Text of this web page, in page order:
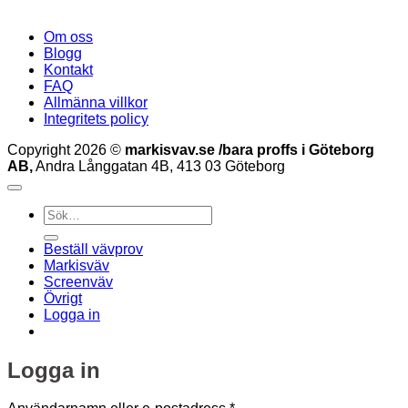
Om oss
Blogg
Kontakt
FAQ
Allmänna villkor
Integritets policy
Copyright 2026 © markisvav.se /bara proffs i Göteborg
AB,Andra Långgatan 4B, 413 03 Göteborg
Sök
efter:
Beställ vävprov
Markisväv
Screenväv
Övrigt
Logga in
Logga in